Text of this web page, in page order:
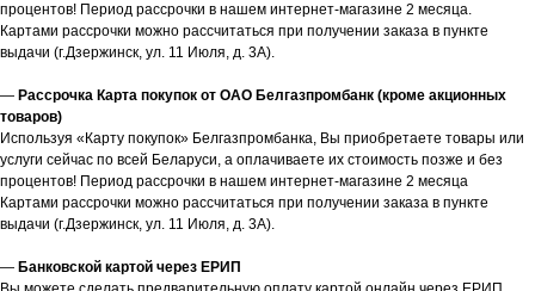
процентов! Период рассрочки в нашем интернет-магазине 2 месяца.
Картами рассрочки можно рассчитаться при получении заказа в пункте
выдачи (г.Дзержинск, ул. 11 Июля, д. 3А).
— Рассрочка Карта покупок от ОАО Белгазпромбанк (кроме акционных
товаров)
Используя «Карту покупок» Белгазпромбанка, Вы приобретаете товары или
услуги сейчас по всей Беларуси, а оплачиваете их стоимость позже и без
процентов! Период рассрочки в нашем интернет-магазине 2 месяца
Картами рассрочки можно рассчитаться при получении заказа в пункте
выдачи (г.Дзержинск, ул. 11 Июля, д. 3А).
— Банковской картой через ЕРИП